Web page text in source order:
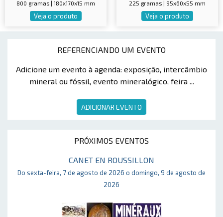
REFERENCIANDO UM EVENTO
Adicione um evento à agenda: exposição, intercâmbio
mineral ou fóssil, evento mineralógico, feira ...
ADICIONAR EVENTO
PRÓXIMOS EVENTOS
CANET EN ROUSSILLON
Do sexta-feira, 7 de agosto de 2026 o domingo, 9 de agosto de
2026
800 gramas | 180x170x15 mm
Veja o produto
225 gramas | 95x60x55 mm
Veja o produto